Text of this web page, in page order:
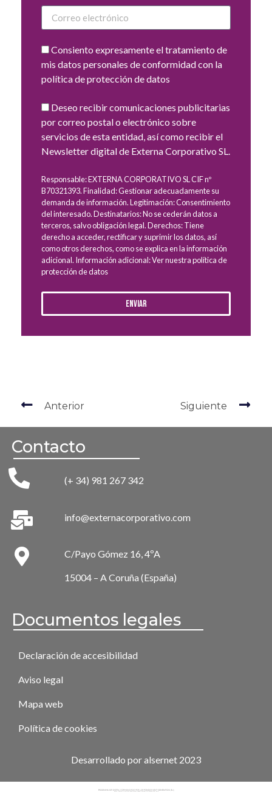
Consiento expresamente el tratamiento de
mis datos personales de conformidad con la
política de protección de datos
Deseo recibir comunicaciones publicitarias
por correo postal o electrónico sobre
servicios de esta entidad, así como recibir el
Newsletter digital de Externa Corporativo SL.
Responsable: EXTERNA CORPORATIVO SL CIF nº
B70321393. Finalidad: Gestionar adecuadamente su
demanda de información. Legitimación: Consentimiento
del interesado. Destinatarios: No se cederán datos a
terceros, salvo obligación legal. Derechos: Tiene
derecho a acceder, rectificar y suprimir los datos, así
como otros derechos, como se explica en la información
adicional. Información adicional: Ver nuestra política de
protección de datos
Enviar
Anterior Siguiente
Contacto
(+ 34) 981 267 342
info@externacorporativo.com
C/Payo Gómez 16, 4ºA
15004 – A Coruña (España)
Documentos legales
Declaración de accesibilidad
Aviso legal
Mapa web
Política de cookies
Desarrollado por alsernet 2023